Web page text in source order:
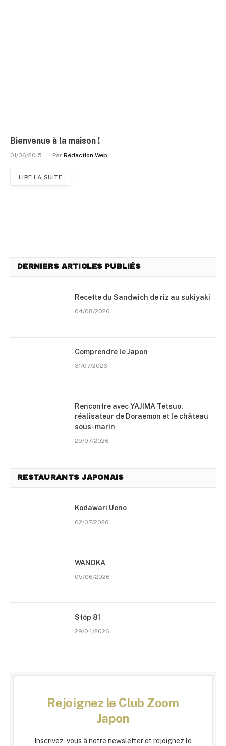
Bienvenue à la maison !
01/06/2015 Par Rédaction Web
LIRE LA SUITE
DERNIERS ARTICLES PUBLIÉS
Recette du Sandwich de riz au sukiyaki
04/08/2026
Comprendre le Japon
31/07/2026
Rencontre avec YAJIMA Tetsuo,
réalisateur de Doraemon et le château
sous-marin
29/07/2026
RESTAURANTS JAPONAIS
Kodawari Ueno
02/07/2026
WANOKA
05/06/2026
Stōp 81
29/04/2026
Rejoignez le Club Zoom
Japon
Inscrivez-vous à notre newsletter et rejoignez le